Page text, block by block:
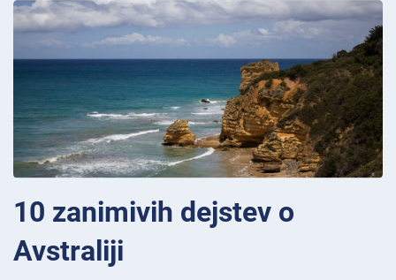
10 zanimivih dejstev o
Avstraliji